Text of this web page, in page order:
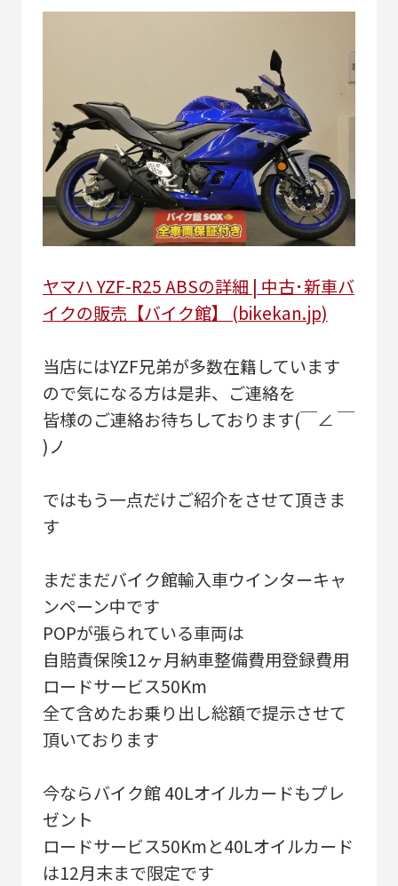
ヤマハ YZF-R25 ABSの詳細 | 中古･新車バ
イクの販売【バイク館】 (bikekan.jp)
当店にはYZF兄弟が多数在籍しています
ので気になる方は是非、ご連絡を
皆様のご連絡お待ちしております(￣∠ ￣
)ノ
ではもう一点だけご紹介をさせて頂きま
す
まだまだバイク館輸入車ウインターキャ
ンペーン中です
POPが張られている車両は
自賠責保険12ヶ月納車整備費用登録費用
ロードサービス50Km
全て含めたお乗り出し総額で提示させて
頂いております
今ならバイク館 40Lオイルカードもプレ
ゼント
ロードサービス50Kmと40Lオイルカード
は12月末まで限定です